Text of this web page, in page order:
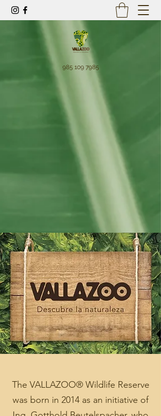
985 109 7985
The VALLAZOO® Wildlife Reserve
was born in 2014 as an initiative of